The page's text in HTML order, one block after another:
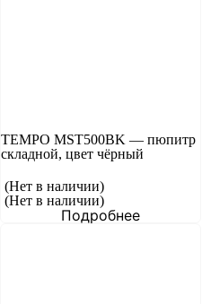
TEMPO MST500BK — пюпитр
складной, цвет чёрный
(Нет в наличии)
(Нет в наличии)
Подробнее